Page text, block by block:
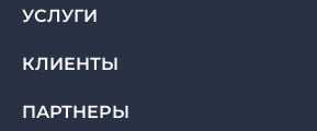
УСЛУГИ
КЛИЕНТЫ
ПАРТНЕРЫ